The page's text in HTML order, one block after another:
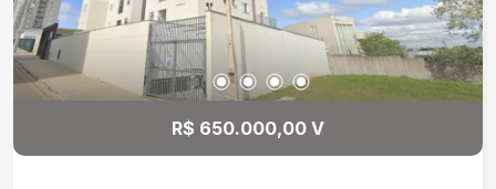
R$ 650.000,00 V